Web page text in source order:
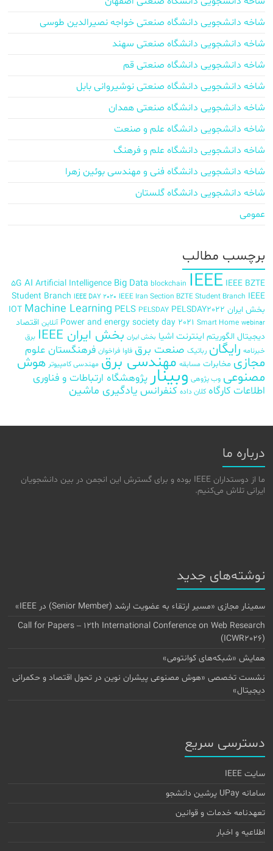
شاخه دانشجویی دانشگاه صنعتی خواجه نصیرالدین طوسی
شاخه دانشجویی دانشگاه صنعتی سهند
شاخه دانشجویی دانشگاه صنعتی قم
شاخه دانشجویی دانشگاه صنعتی نوشیروانی بابل
شاخه دانشجویی دانشگاه صنعتی همدان
شاخه دانشجویی دانشگاه علم و صنعت
شاخه دانشجویی دانشگاه علم و فرهنگ
شاخه دانشجویی دانشگاه فنی و مهندسی بوئین زهرا
شاخه دانشجویی دانشگاه گلستان
عمومی
برچسب‌ مطالب
5G AI Artificial Intelligence Big Data blockchain IEEE IEEE BZTE
Student Branch IEEE DAY 2020 IEEE Iran Section BZTE Student Branch IEEE
بخش ایران
IOT Machine Learning PELS PELSDAY PELSDAY2022
Power and energy society day 2021 Smart Home webinar آنلاین اقتصاد
دیجیتال الگوریتم اینترنت اشیا بخش ایران بخش ایران IEEE
برق
خبرنامه رایگان رباتیک صنعت برق فاوا فراخوان فرهنگستان علوم
مجازی مخابرات مسابقه مهندسی برق مهندسی کامپیوتر هوش
مصنوعی وب پژوهی وبینارپژوهشگاه ارتباطات و فناوری
اطلاعات کارگاه کلان داده کنفرانس یادگیری ماشین
درباره ما
ما از دوستداران IEEE بوده و برای گسترش این انجمن در بین دانشجویان
ایرانی تلاش می‌کنیم.
نوشته‌های جدید
سمینار مجازی «مسیر ارتقاء به عضویت ارشد (Senior Member) در IEEE»
Call for Papers – 12th International Conference on Web Research
(ICWR2026)
همایش «شبکه‌های کوانتومی»
نشست تخصصی «هوش مصنوعی پیشران نوین در تحول اقتصاد و حکمرانی
دیجیتال»
دسترسی سریع
سایت IEEE
سامانه UPay پرشین دانشجو
تعهدنامه خدمات و قوانین
اطلاعیه و اخبار